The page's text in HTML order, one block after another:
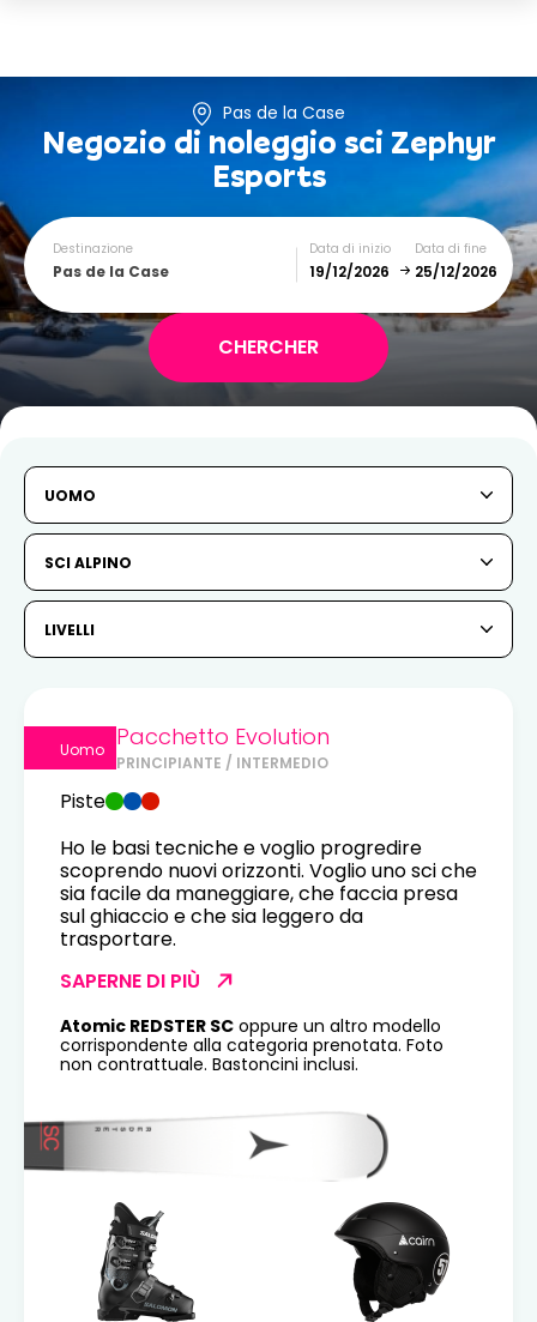
Pas de la Case
Negozio di noleggio sci Zephyr
Esports
Destinazione
Pas de la Case
Data di inizio Data di fine
6
13 14 15 16 17 18 19
20 21 22 23 24 25 26
10 11 12 13 14 15 16
17 18
24 25 26
31
UOMO
SCI ALPINO
LIVELLI
Uomo Pacchetto Evolution
PRINCIPIANTE / INTERMEDIO
Piste
Ho le basi tecniche e voglio progredire
scoprendo nuovi orizzonti. Voglio uno sci che
sia facile da maneggiare, che faccia presa
sul ghiaccio e che sia leggero da
trasportare.
SAPERNE DI PIÙ
Atomic REDSTER SC oppure un altro modello
corrispondente alla categoria prenotata. Foto
non contrattuale. Bastoncini inclusi.